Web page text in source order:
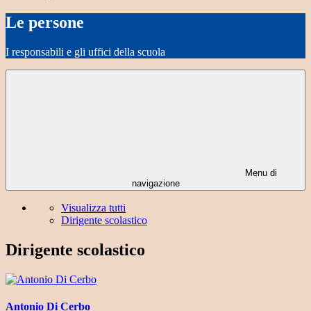
Le persone
I responsabili e gli uffici della scuola
Menu di
navigazione
Visualizza tutti
Dirigente scolastico
Dirigente scolastico
Antonio Di Cerbo